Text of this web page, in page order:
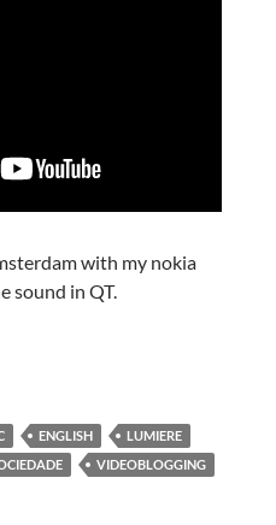
with my nokia
sound in QT.
ENGLISH
LUMIERE
VIDEOBLOGGING